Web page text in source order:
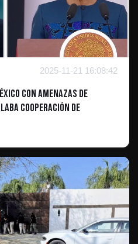
2025-11-21 16:08:42
con amenazas de
cooperación de